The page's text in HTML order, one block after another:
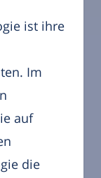
ist ihre
Im
auf
die